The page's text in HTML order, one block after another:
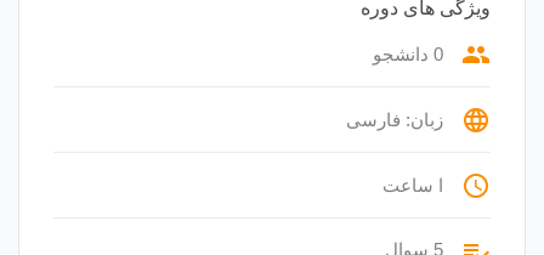
ویژگی های دوره
group 0 دانشجو
language زبان: فارسی
access_time ا ساعت
5 سوال